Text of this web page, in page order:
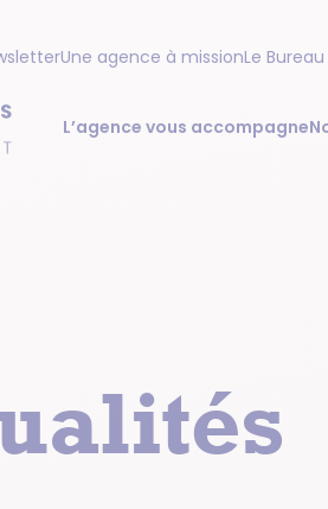
Une agence à missionLe
L’agence vous accompagne